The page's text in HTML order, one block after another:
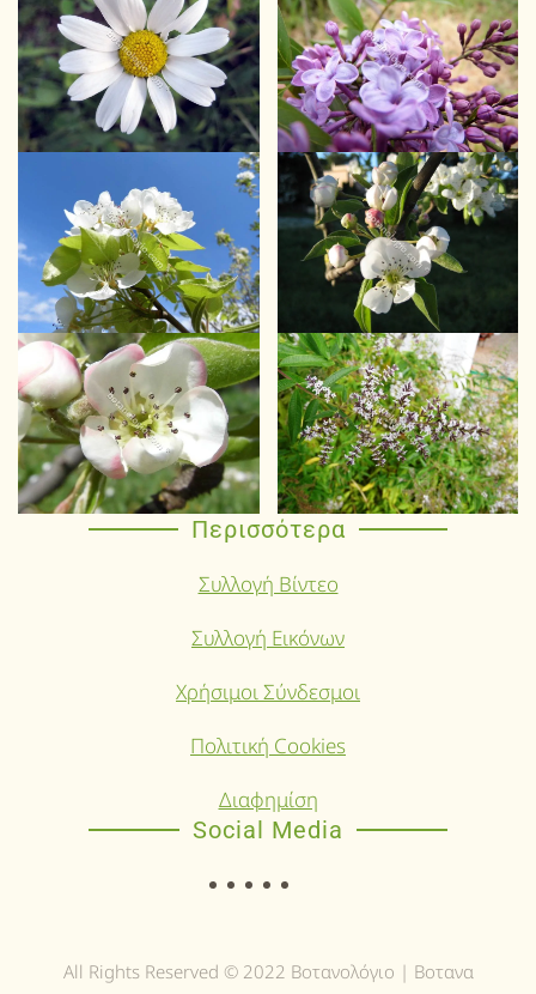
Περισσότερα
Συλλογή Βίντεο
Συλλογή Εικόνων
Χρήσιμοι Σύνδεσμοι
Πολιτική Cookies
Διαφημίση
Social Media
All Rights Reserved © 2022 Βοτανολόγιο | Βοτανα